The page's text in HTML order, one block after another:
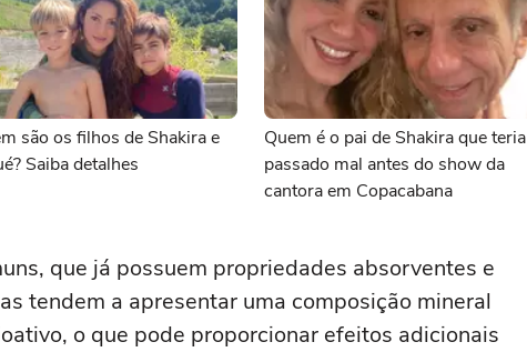
são os filhos de Shakira e
Saiba detalhes
Quem é o pai de Shakira que teria
passado mal antes do show da
cantora em Copacabana
que já possuem propriedades absorventes e
tendem a apresentar uma composição mineral
o que pode proporcionar efeitos adicionais